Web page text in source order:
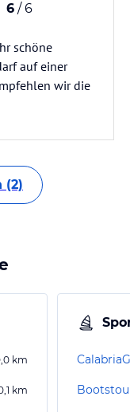
6 / 6
schöne
auf einer
wir die
(2)
km
km